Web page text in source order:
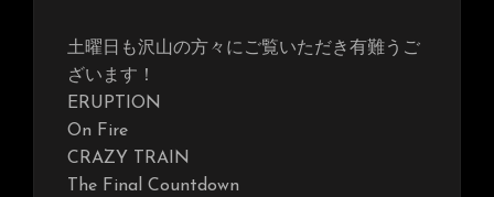
土曜日も沢山の方々にご覧いただき有難うご
ざいます！
ERUPTION
On Fire
CRAZY TRAIN
The Final Countdown